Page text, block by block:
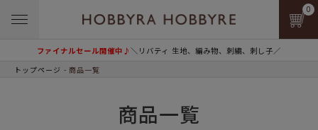
ファイナルセール開催中♪＼リバティ 生地、編み物、刺繍、刺し子／
0
トップページ 商品一覧
商品一覧